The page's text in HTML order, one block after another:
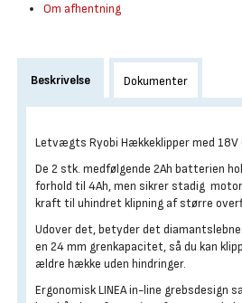
Om afhentning
Beskrivelse Dokumenter
Letvægts Ryobi Hækkeklipper med 18V
De 2 stk. medfølgende 2Ah batterien
forhold til 4Ah, men sikrer stadig
kraft til uhindret klipning af større
Udover det, betyder det
en 24 mm grenkapacitet, så du kan
ældre hække uden hindringer.
Ergonomisk LINEA in-line grebsdesign